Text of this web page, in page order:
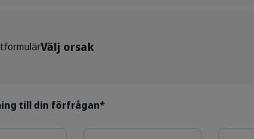
Välj orsak
till din förfrågan*